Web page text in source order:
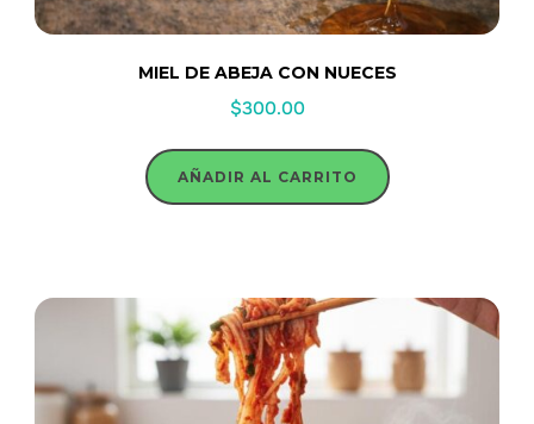
MIEL DE ABEJA CON NUECES
$300.00
AÑADIR AL CARRITO